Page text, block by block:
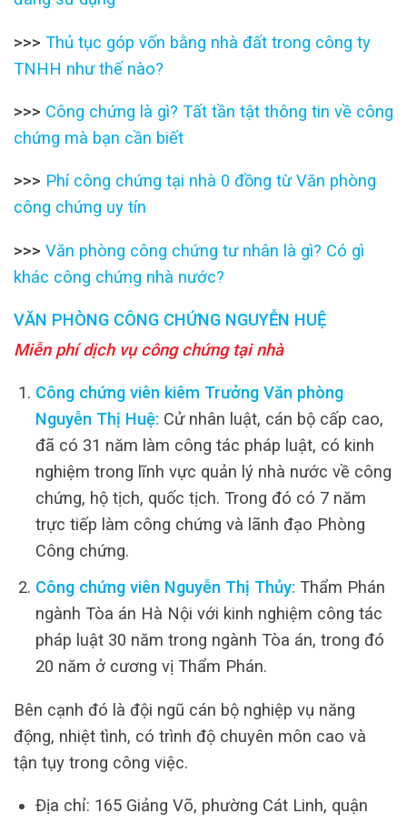
>>> Thủ tục góp vốn bằng nhà đất trong công ty
TNHH như thế nào?
>>> Công chứng là gì? Tất tần tật thông tin về công
chứng mà bạn cần biết
>>> Phí công chứng tại nhà 0 đồng từ Văn phòng
công chứng uy tín
>>> Văn phòng công chứng tư nhân là gì? Có gì
khác công chứng nhà nước?
VĂN PHÒNG CÔNG CHỨNG NGUYỄN HUỆ
Miễn phí dịch vụ công chứng tại nhà
Công chứng viên kiêm Trưởng Văn phòng
Nguyễn Thị Huệ: Cử nhân luật, cán bộ cấp cao,
đã có 31 năm làm công tác pháp luật, có kinh
nghiệm trong lĩnh vực quản lý nhà nước về công
chứng, hộ tịch, quốc tịch. Trong đó có 7 năm
trực tiếp làm công chứng và lãnh đạo Phòng
Công chứng.
Công chứng viên Nguyễn Thị Thủy: Thẩm Phán
ngành Tòa án Hà Nội với kinh nghiệm công tác
pháp luật 30 năm trong ngành Tòa án, trong đó
20 năm ở cương vị Thẩm Phán.
Bên cạnh đó là đội ngũ cán bộ nghiệp vụ năng
động, nhiệt tình, có trình độ chuyên môn cao và
tận tụy trong công việc.
Địa chỉ: 165 Giảng Võ, phường Cát Linh, quận